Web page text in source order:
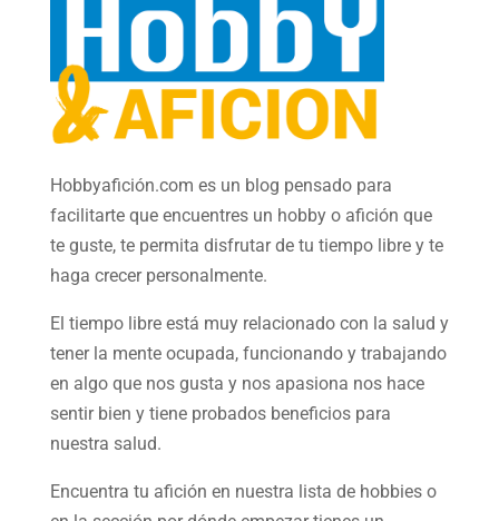
Hobbyafición.com es un blog pensado para
facilitarte que encuentres un hobby o afición que
te guste, te permita disfrutar de tu tiempo libre y te
haga crecer personalmente.
El tiempo libre está muy relacionado con la salud y
tener la mente ocupada, funcionando y trabajando
en algo que nos gusta y nos apasiona nos hace
sentir bien y tiene probados beneficios para
nuestra salud.
Encuentra tu afición en nuestra lista de hobbieso